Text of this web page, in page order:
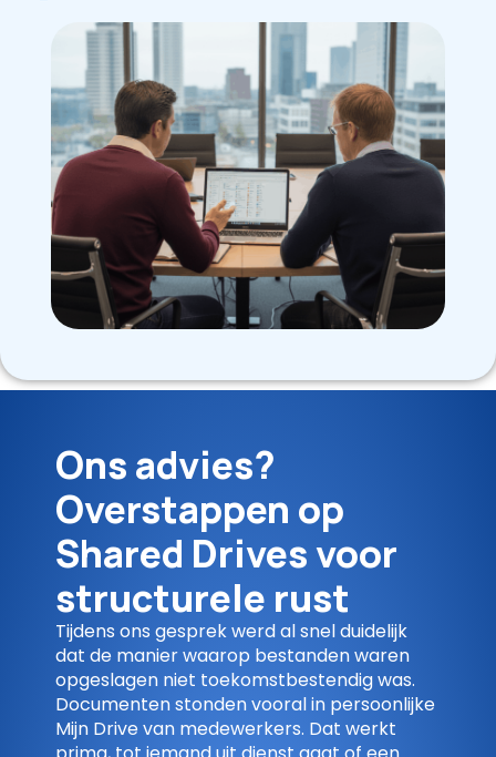
Ons advies?
Overstappen op
Shared Drives voor
structurele rust
Tijdens ons gesprek werd al snel duidelijk
dat de manier waarop bestanden waren
opgeslagen niet toekomstbestendig was.
Documenten stonden vooral in persoonlijke
Mijn Drive van medewerkers. Dat werkt